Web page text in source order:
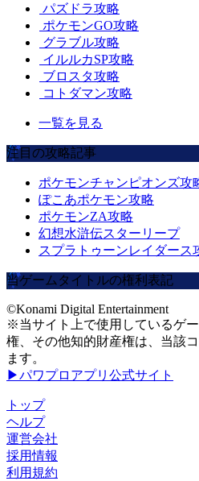
パズドラ攻略
ポケモンGO攻略
グラブル攻略
イルルカSP攻略
ブロスタ攻略
コトダマン攻略
一覧を見る
注目の攻略記事
ポケモンチャンピオンズ攻
ぽこあポケモン攻略
ポケモンZA攻略
幻想水滸伝スターリープ
スプラトゥーンレイダース
当ゲームタイトルの権利表記
©Konami Digital Entertainment
※当サイト上で使用しているゲ
権、その他知的財産権は、当該
ます。
▶パワプロアプリ公式サイト
トップ
ヘルプ
運営会社
採用情報
利用規約